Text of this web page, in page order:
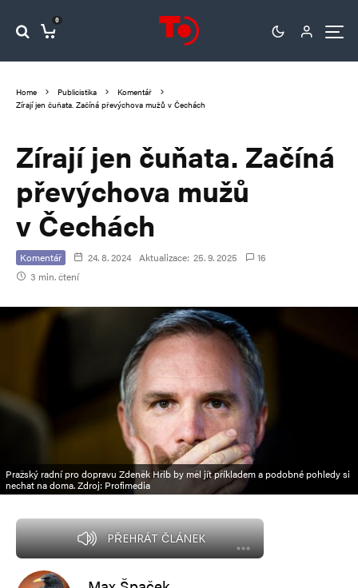
0
Home Publicistika
Komentář
Zírají jen čuňata. Začíná převýchova mužů v Čechách
Zírají jen čuňata. Začíná
převýchova mužů
v Čechách
Komentář 24. 8. 2024 Aktualizace: 25. 9. 2025
16
3 min. čtení
Pražský radní pro dopravu Zdeněk Hřib by měl jít příkladem a podobné pohledy si
nechat na doma. Zdroj: Profimedia
PŘEHRÁT ČLÁNEK